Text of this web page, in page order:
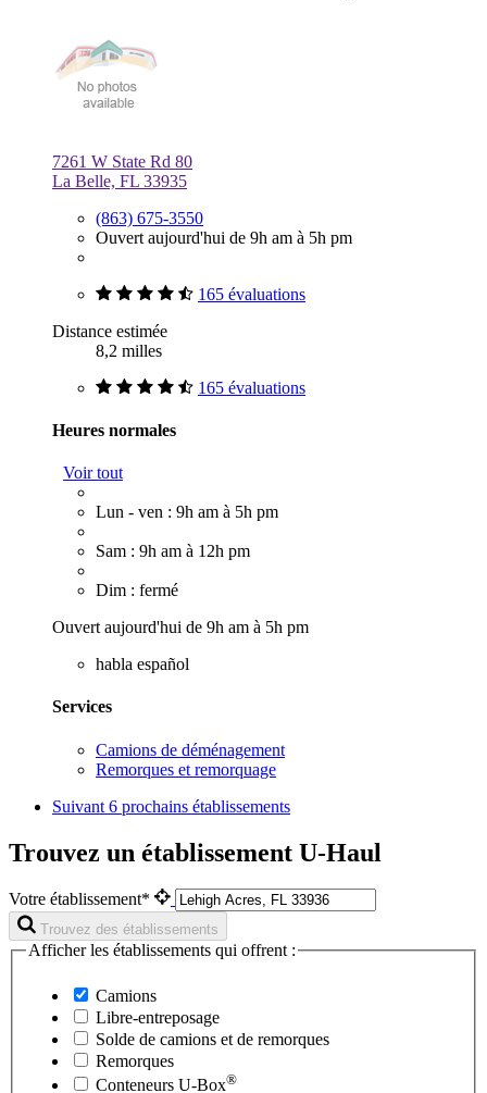
7261 W State Rd 80
La Belle, FL 33935
(863) 675-3550
Ouvert aujourd'hui de 9h am à 5h pm
165 évaluations
Distance estimée
8,2 milles
165 évaluations
Heures normales
Voir tout
Lun - ven : 9h am à 5h pm
Sam : 9h am à 12h pm
Dim : fermé
Ouvert aujourd'hui de 9h am à 5h pm
habla español
Services
Camions de déménagement
Remorques et remorquage
Suivant 6 prochains établissements
Trouvez un établissement U-Haul
Votre établissement*
Trouvez des établissements
Afficher les établissements qui offrent :
Camions
Libre-entreposage
Solde de camions et de remorques
Remorques
Conteneurs U-Box®